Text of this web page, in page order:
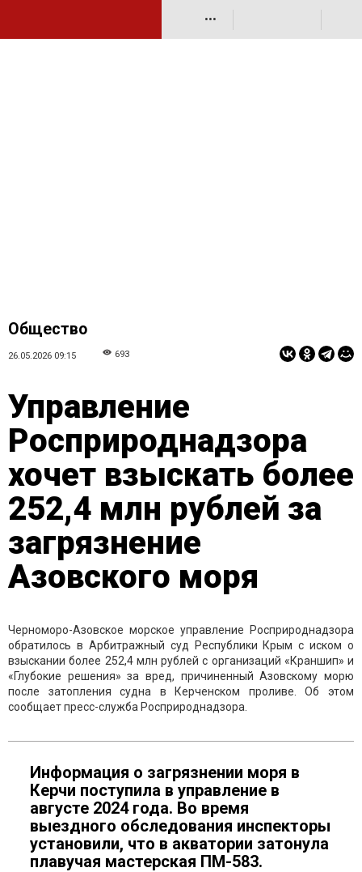
•••
Общество
26.05.2026 09:15 693
Управление
Росприроднадзора
хочет взыскать более
252,4 млн рублей за
загрязнение
Азовского моря
Черноморо-Азовское морское управление Росприроднадзора
обратилось в Арбитражный суд Республики Крым с иском о
взыскании более 252,4 млн рублей с организаций «Краншип» и
«Глубокие решения» за вред, причиненный Азовскому морю
после затопления судна в Керченском проливе. Об этом
сообщает пресс-служба Росприроднадзора.
Информация о загрязнении моря в
Керчи поступила в управление в
августе 2024 года. Во время
выездного обследования инспекторы
установили, что в акватории затонула
плавучая мастерская ПМ-583.